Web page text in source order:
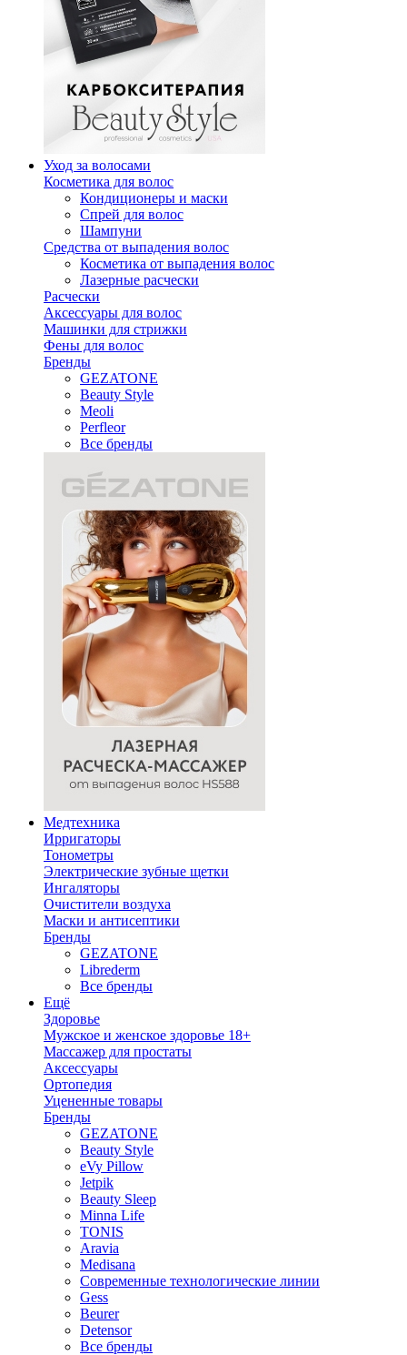
Уход за волосами
Косметика для волос
Кондиционеры и маски
Спрей для волос
Шампуни
Средства от выпадения волос
Косметика от выпадения волос
Лазерные расчески
Расчески
Аксессуары для волос
Машинки для стрижки
Фены для волос
Бренды
GEZATONE
Beauty Style
Meoli
Perfleor
Все бренды
Медтехника
Ирригаторы
Тонометры
Электрические зубные щетки
Ингаляторы
Очистители воздуха
Маски и антисептики
Бренды
GEZATONE
Librederm
Все бренды
Ещё
Здоровье
Мужское и женское здоровье 18+
Массажер для простаты
Аксессуары
Ортопедия
Уцененные товары
Бренды
GEZATONE
Beauty Style
eVy Pillow
Jetpik
Beauty Sleep
Minna Life
TONIS
Aravia
Medisana
Современные технологические линии
Gess
Beurer
Detensor
Все бренды